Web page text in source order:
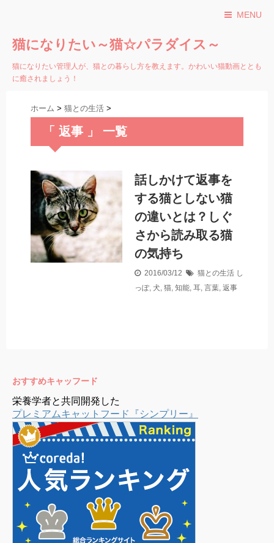
MENU
猫になりたい～猫☆パラダイス～
猫になりたい管理人が、猫との暮らし方を教えます。かわいい猫動画ととも
に癒されましょう！
ホーム > 猫との生活 >
「 返事 」 一覧
話しかけて返事を
する猫としない猫
の違いとは？しぐ
さから読み取る猫
の気持ち
2016/03/12 猫との生活 し
っぽ, 犬, 猫, 知能, 耳, 言葉, 返事
おすすめキャッフード
栄養学者と共同開発した
プレミアムキャットフード『シンプリー』